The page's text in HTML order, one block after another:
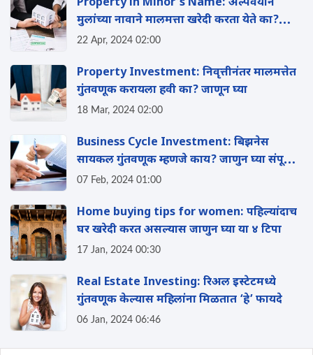
Property in Minor’s Name: अल्पवयीन
मुलांच्या नावाने मालमत्ता खरेदी करता येते का?
वाचा
22 Apr, 2024 02:00
Property Investment: निवृत्तीनंतर मालमत्तेत
गुंतवणूक करायला हवी का? जाणून घ्या
18 Mar, 2024 02:00
Business Cycle Investment: ब‍िझनेस
सायकल गुंतवणूक म्हणजे काय? जाणुन घ्या संपूर्ण
माहिती
07 Feb, 2024 01:00
Home buying tips for women: पहिल्यांदाच
घर खरेदी करत असल्यास जाणुन घ्या या ४ ट‍िपा
17 Jan, 2024 00:30
Real Estate Investing: रिअल इस्टेटमध्ये
गुंतवणूक केल्यास महिलांना मिळतात ‘हे’ फायदे
06 Jan, 2024 06:46